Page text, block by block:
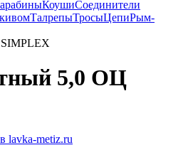
КоушиСоединители
ТалрепыТросыЦепиРым-
5,0 ОЦ